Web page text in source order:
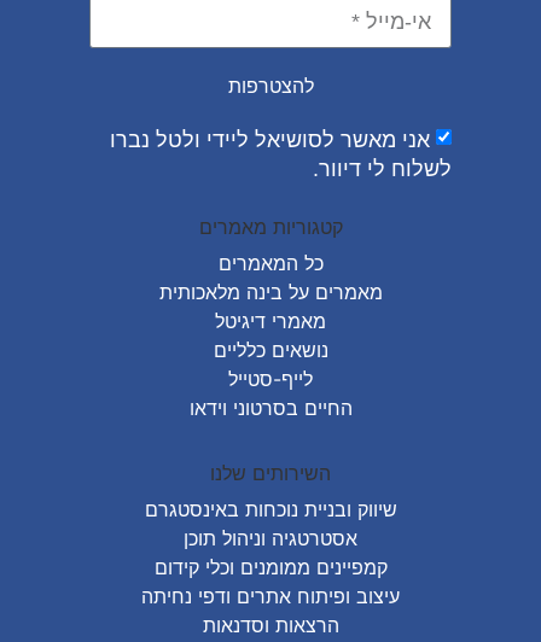
אני מאשר לסושיאל ליידי ולטל נברו
לשלוח לי דיוור.
להצטרפות
קטגוריות מאמרים
כל המאמרים
מאמרים על בינה מלאכותית
מאמרי דיגיטל
נושאים כלליים
לייף-סטייל
החיים בסרטוני וידאו
השירותים שלנו
שיווק ובניית נוכחות באינסטגרם
אסטרטגיה וניהול תוכן
קמפיינים ממומנים וכלי קידום
עיצוב ופיתוח אתרים ודפי נחיתה
הרצאות וסדנאות